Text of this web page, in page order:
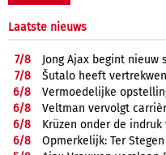
Laatste nieuws
7/8
Jong Ajax begint nieuw
7/8
Šutalo heeft
6/8
Vermoedelijke
6/8
Veltman vervolgt
6/8
Krüzen onder de
6/8
Opmerkelijk: Ter